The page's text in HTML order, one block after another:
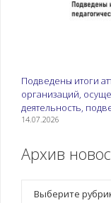
Подведены итоги
организаций,
деятельность,
14.07.2026
Архив